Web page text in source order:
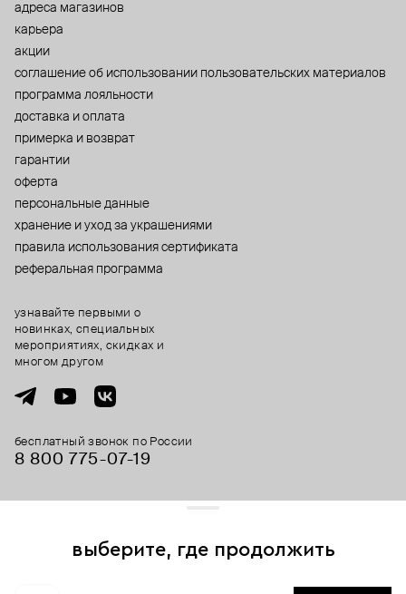
адреса магазинов
карьера
акции
cоглашение об использовании пользовательских материалов
программа лояльности
доставка и оплата
примерка и возврат
гарантии
оферта
персональные данные
хранение и уход за украшениями
правила использования сертификата
реферальная программа
бесплатный звонок по России
8 800 775⁠-07⁠-19
узнавайте первыми о
новинках, специальных
мероприятиях, скидках и
многом другом
выберите, где продолжить